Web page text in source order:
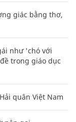
giác bằng thơ,
như 'chó với
trong giáo dục
quân Việt Nam